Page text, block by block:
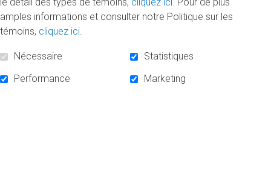
le détail des types de témoins, cliquez ici. Pour de plus
amples informations et consulter notre Politique sur les
témoins, cliquez ici.
Nécessaire
Statistiques
Performance
Marketing